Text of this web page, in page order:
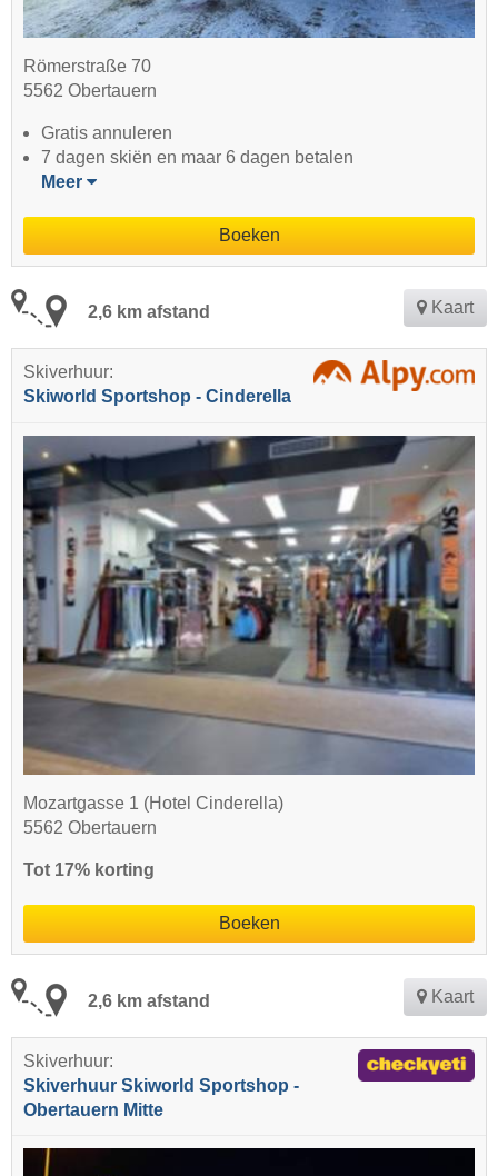
Römerstraße 70
5562 Obertauern
Gratis annuleren
7 dagen skiën en maar 6 dagen betalen
Meer
Boeken
2,6 km afstand Kaart
Skiverhuur:
Skiworld Sportshop - Cinderella
Mozartgasse 1 (Hotel Cinderella)
5562 Obertauern
Tot 17% korting
Boeken
2,6 km afstand Kaart
Skiverhuur:
Skiverhuur Skiworld Sportshop -
Obertauern Mitte